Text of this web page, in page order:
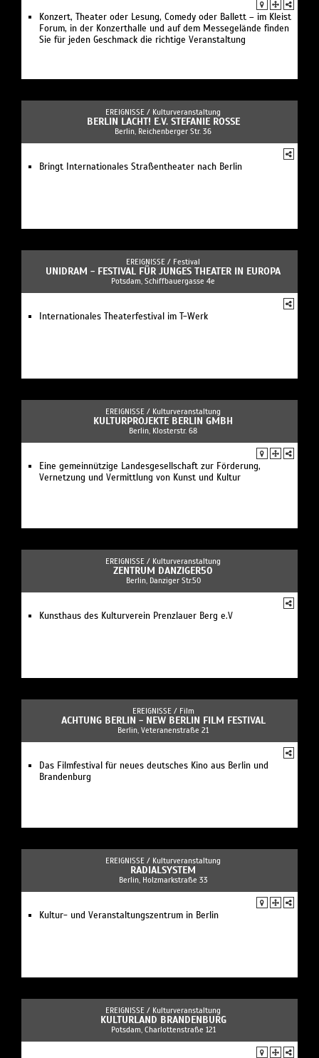
Konzert, Theater oder Lesung, Comedy oder Ballett – im Kleist
Forum, in der Konzerthalle und auf dem Messegelände finden
Sie für jeden Geschmack die richtige Veranstaltung
EREIGNISSE / Kulturveranstaltung
BERLIN LACHT! E.V. STEFANIE ROSSE
Berlin, Reichenberger Str. 36
Bringt Internationales Straßentheater nach Berlin
EREIGNISSE / Festival
UNIDRAM - FESTIVAL FÜR JUNGES THEATER IN EUROPA
Potsdam, Schiffbauergasse 4e
Internationales Theaterfestival im T-Werk
EREIGNISSE / Kulturveranstaltung
KULTURPROJEKTE BERLIN GMBH
Berlin, Klosterstr. 68
Eine gemeinnützige Landesgesellschaft zur Förderung,
Vernetzung und Vermittlung von Kunst und Kultur
EREIGNISSE / Kulturveranstaltung
ZENTRUM DANZIGER50
Berlin, Danziger Str.50
Kunsthaus des Kulturverein Prenzlauer Berg e.V
EREIGNISSE / Film
ACHTUNG BERLIN - NEW BERLIN FILM FESTIVAL
Berlin, Veteranenstraße 21
Das Filmfestival für neues deutsches Kino aus Berlin und
Brandenburg
EREIGNISSE / Kulturveranstaltung
RADIALSYSTEM
Berlin, Holzmarkstraße 33
Kultur- und Veranstaltungszentrum in Berlin
EREIGNISSE / Kulturveranstaltung
KULTURLAND BRANDENBURG
Potsdam, Charlottenstraße 121